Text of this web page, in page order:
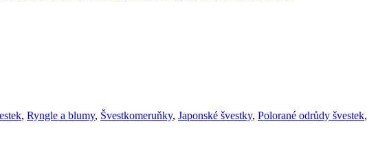
, Ryngle a blumy, Švestkomeruňky, Japonské švestky, Polorané odrůdy švestek,